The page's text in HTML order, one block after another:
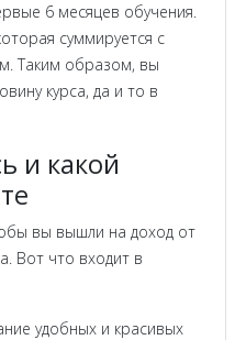
6 месяцев обучения.
суммируется с
Таким образом, вы
курса, да и то в
и какой
вы вышли на доход от
Вот что входит в
удобных и красивых